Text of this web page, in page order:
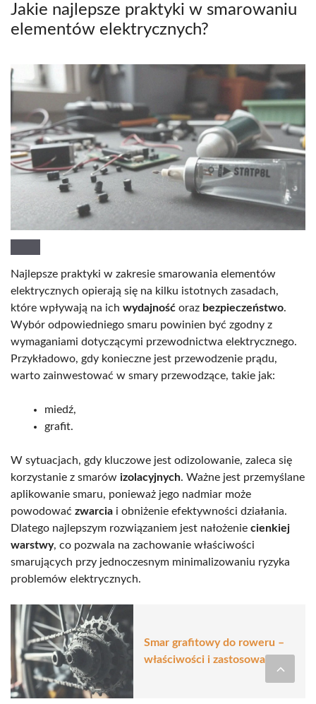
Jakie najlepsze praktyki w smarowaniu
elementów elektrycznych?
Najlepsze praktyki w zakresie smarowania elementów
elektrycznych opierają się na kilku istotnych zasadach,
które wpływają na ich wydajność oraz bezpieczeństwo.
Wybór odpowiedniego smaru powinien być zgodny z
wymaganiami dotyczącymi przewodnictwa elektrycznego.
Przykładowo, gdy konieczne jest przewodzenie prądu,
warto zainwestować w smary przewodzące, takie jak:
miedź,
grafit.
W sytuacjach, gdy kluczowe jest odizolowanie, zaleca się
korzystanie z smarów izolacyjnych. Ważne jest przemyślane
aplikowanie smaru, ponieważ jego nadmiar może
powodować zwarcia i obniżenie efektywności działania.
Dlatego najlepszym rozwiązaniem jest nałożenie cienkiej
warstwy, co pozwala na zachowanie właściwości
smarujących przy jednoczesnym minimalizowaniu ryzyka
problemów elektrycznych.
Smar grafitowy do roweru –
właściwości i zastosowanie